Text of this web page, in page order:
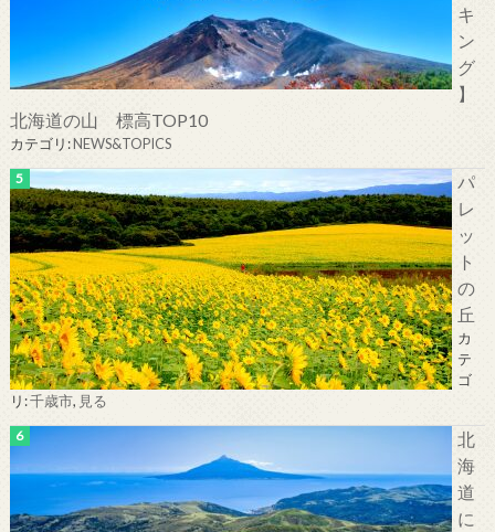
キ
ン
グ
】
北海道の山 標高TOP10
カテゴリ:NEWS&TOPICS
パ
レ
ッ
ト
の
丘
カ
テ
ゴ
リ:千歳市, 見る
北
海
道
に